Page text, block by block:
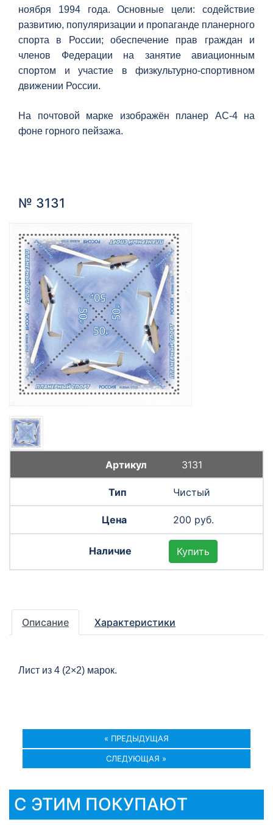
ноября 1994 года. Основные цели: содействие
развитию, популяризации и пропаганде планерного
спорта в России; обеспечение прав граждан и
членов Федерации на занятие авиационным
спортом и участие в физкультурно-спортивном
движении России.
На почтовой марке изображён планер АС-4 на
фоне горного пейзажа.
№ 3131
3131
Чистый
200 руб.
Купить
Описание Характеристики
Лист из 4 (2×2) марок.
« ПРЕДЫДУЩАЯ
СЛЕДУЮЩАЯ »
С ЭТИМ ПОКУПАЮТ